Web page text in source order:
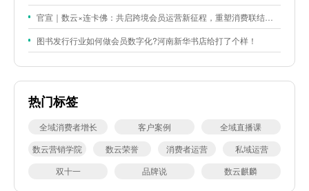
官宣｜数云×连卡佛：共启跨境会员运营新征程，重塑消费联结新体验
图书发行行业如何做会员数字化?河南新华书店给打了个样！
热门标签
全域消费者增长 客户案例
全域直播课
数云营销学院
数云荣誉 消费者运营
私域运营
双十一
品牌说 数云麒麟